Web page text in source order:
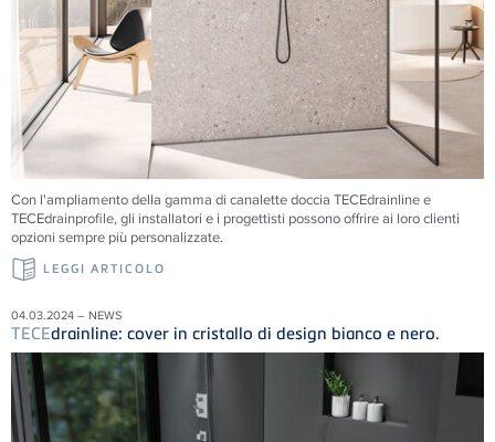
Con l'ampliamento della gamma di canalette doccia TECEdrainline e
TECEdrainprofile, gli installatori e i progettisti possono offrire ai loro clienti
opzioni sempre più personalizzate.
LEGGI ARTICOLO
04.03.2024 – NEWS
TECEdrainline: cover in cristallo di design bianco e nero.